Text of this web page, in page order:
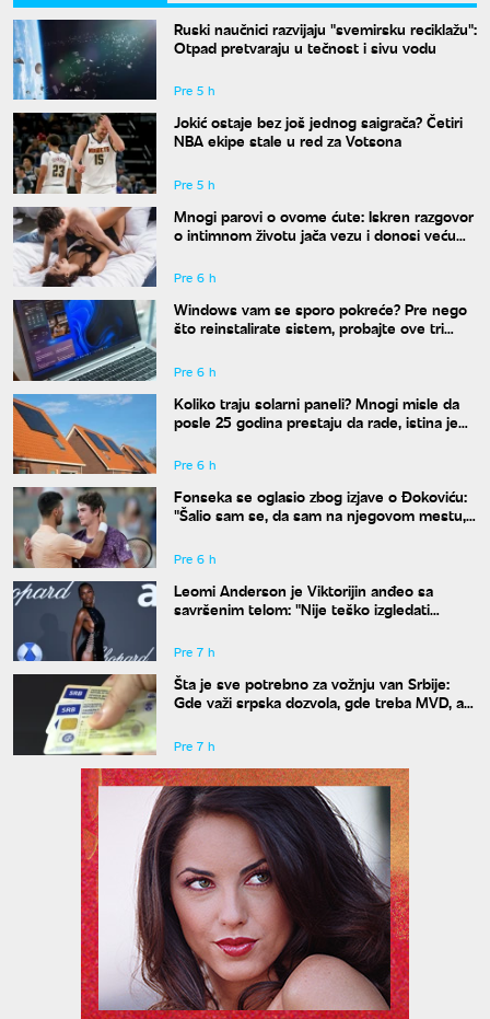
Ruski naučnici razvijaju "svemirsku reciklažu":
Otpad pretvaraju u tečnost i sivu vodu
Pre 5 h
Jokić ostaje bez još jednog saigrača? Četiri
NBA ekipe stale u red za Votsona
Pre 5 h
Mnogi parovi o ovome ćute: Iskren razgovor
o intimnom životu jača vezu i donosi veću
Pre 6 h
Windows vam se sporo pokreće? Pre nego
što reinstalirate sistem, probajte ove tri
Pre 6 h
Koliko traju solarni paneli? Mnogi misle da
posle 25 godina prestaju da rade, istina je
Pre 6 h
Fonseka se oglasio zbog izjave o Đokoviću:
"Šalio sam se, da sam na njegovom mestu,
Pre 6 h
Leomi Anderson je Viktorijin anđeo sa
savršenim telom: "Nije teško izgledati
Pre 7 h
Šta je sve potrebno za vožnju van Srbije:
Gde važi srpska dozvola, gde treba MVD, a
Pre 7 h